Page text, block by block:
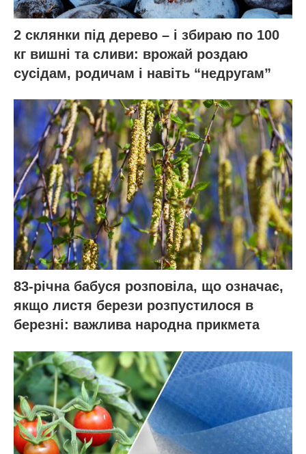
2 склянки під дерево – і збираю по 100
кг вишні та сливи: врожай роздаю
сусідам, родичам і навіть “недругам”
83-річна бабуся розповіла, що означає,
якщо листя берези розпустилося в
березні: важлива народна прикмета